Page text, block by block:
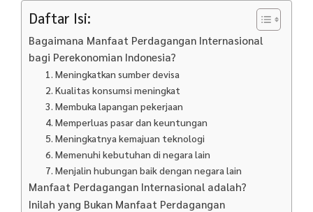
Daftar Isi:
Bagaimana Manfaat Perdagangan Internasional
bagi Perekonomian Indonesia?
1. Meningkatkan sumber devisa
2. Kualitas konsumsi meningkat
3. Membuka lapangan pekerjaan
4. Memperluas pasar dan keuntungan
5. Meningkatnya kemajuan teknologi
6. Memenuhi kebutuhan di negara lain
7. Menjalin hubungan baik dengan negara lain
Manfaat Perdagangan Internasional adalah?
Inilah yang Bukan Manfaat Perdagangan